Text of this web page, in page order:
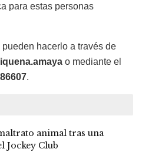
para estas personas
hacerlo a través de
o mediante el
.
animal tras una
Jockey Club